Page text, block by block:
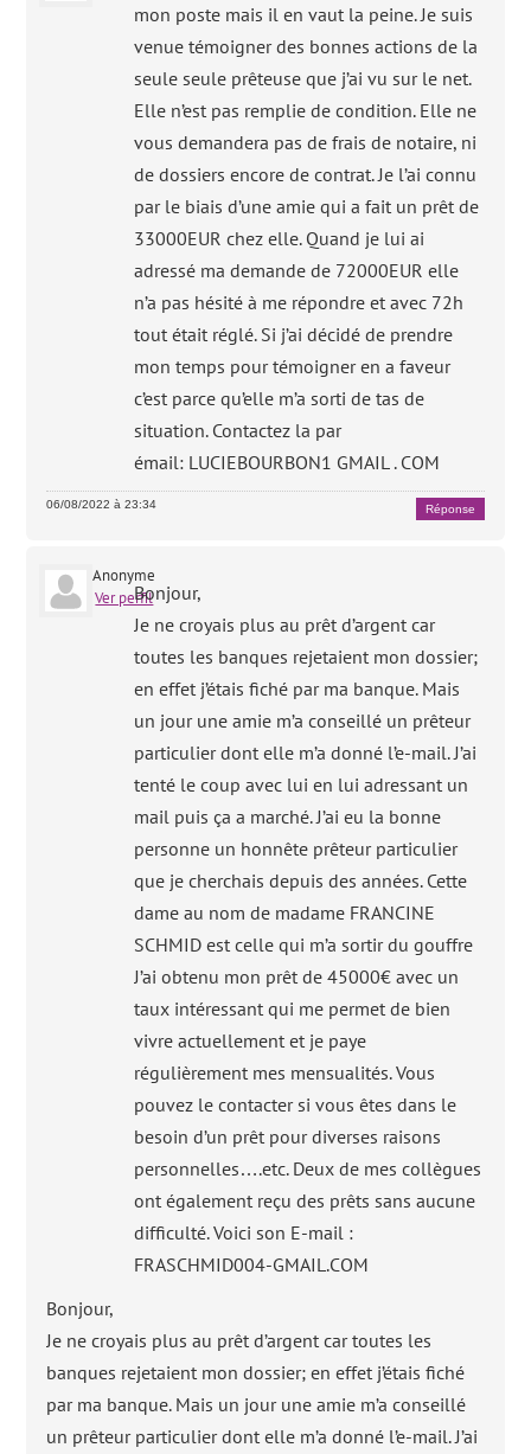
mon poste mais il en vaut la peine. Je suis
venue témoigner des bonnes actions de la
seule seule prêteuse que j’ai vu sur le net.
Elle n’est pas remplie de condition. Elle ne
vous demandera pas de frais de notaire, ni
de dossiers encore de contrat. Je l’ai connu
par le biais d’une amie qui a fait un prêt de
33000EUR chez elle. Quand je lui ai
adressé ma demande de 72000EUR elle
n’a pas hésité à me répondre et avec 72h
tout était réglé. Si j’ai décidé de prendre
mon temps pour témoigner en a faveur
c’est parce qu’elle m’a sorti de tas de
situation. Contactez la par
émail: LUCIEBOURBON1 GMAIL . COM
06/08/2022 à 23:34 Réponse
Anonyme
Ver perfilBonjour,
Je ne croyais plus au prêt d’argent car
toutes les banques rejetaient mon dossier;
en effet j’étais fiché par ma banque. Mais
un jour une amie m’a conseillé un prêteur
particulier dont elle m’a donné l’e-mail. J’ai
tenté le coup avec lui en lui adressant un
mail puis ça a marché. J’ai eu la bonne
personne un honnête prêteur particulier
que je cherchais depuis des années. Cette
dame au nom de madame FRANCINE
SCHMID est celle qui m’a sortir du gouffre
J’ai obtenu mon prêt de 45000€ avec un
taux intéressant qui me permet de bien
vivre actuellement et je paye
régulièrement mes mensualités. Vous
pouvez le contacter si vous êtes dans le
besoin d’un prêt pour diverses raisons
personnelles….etc. Deux de mes collègues
ont également reçu des prêts sans aucune
difficulté. Voici son E-mail :
FRASCHMID004-GMAIL.COM
Bonjour,
Je ne croyais plus au prêt d’argent car toutes les
banques rejetaient mon dossier; en effet j’étais fiché
par ma banque. Mais un jour une amie m’a conseillé
un prêteur particulier dont elle m’a donné l’e-mail. J’ai